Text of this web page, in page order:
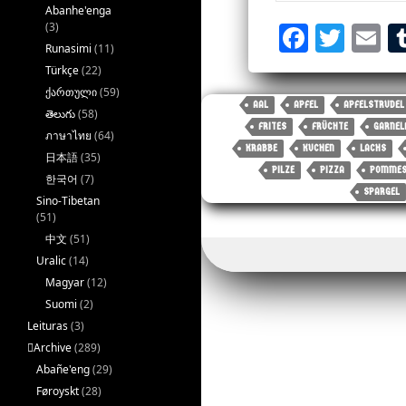
Fa
ce
bo
ok
T
wi
tt
er
E
m
AAL APFEL APFELSTRUDEL
FRITES
FRÜCHTE
KRABBE
KUCHEN LACHS
PILZE
PIZZA POMMES
SPARGEL
Abanhe'enga
(3)
Runasimi (11)
Türkçe(22)
ქართული(59)
తెలుగు(58)
ภาษาไทย (64)
日本語(35)
한국어 (7)
Sino-Tibetan
(51)
中文 (51)
Uralic(14)
Magyar(12)
Suomi (2)
Leituras(3)
􏿽Archive(289)
Abañe'eng(29)
Føroyskt(28)